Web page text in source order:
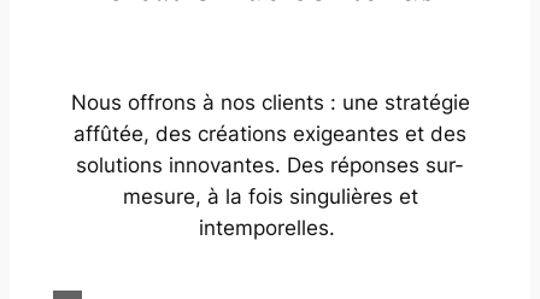
Nous offrons à nos clients : une stratégie
affûtée, des créations exigeantes et des
solutions innovantes. Des réponses sur-
mesure, à la fois singulières et
intemporelles.